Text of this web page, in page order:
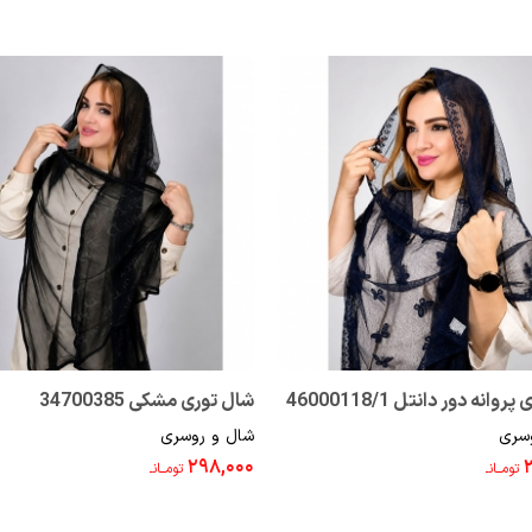
دور دانتل 46000118/1
تومــانـ
شال توری مشکی 34700385
شال و روسری
۲۹۸,۰۰۰ تومــانـ